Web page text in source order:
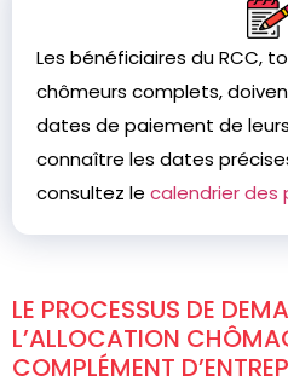
Les bénéficiaires du RCC,
chômeurs complets,
dates de paiement de
connaître les dates
consultez le calendrier des
LE PROCESSUS DE
L’ALLOCATION
COMPLÉMENT